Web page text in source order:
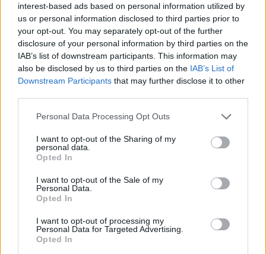
interest-based ads based on personal information utilized by
us or personal information disclosed to third parties prior to
your opt-out. You may separately opt-out of the further
disclosure of your personal information by third parties on the
IAB’s list of downstream participants. This information may
also be disclosed by us to third parties on the IAB’s List of
Downstream Participants that may further disclose it to other
Please note that this website/app uses one or more Google
not limited to your visit or usage behaviour. You may click to
grant or deny consent to Google and its third-party tags to
use your data for below specified purposes in below Google
consent section.
Personal Data Processing Opt Outs
I want to opt-out of the Sharing of my
personal data.
Opted In
I want to opt-out of the Sale of my
Personal Data.
Opted In
I want to opt-out of processing my
Personal Data for Targeted Advertising.
Opted In
közös pillanatok állnak: a jól megtervezett dizájnnak
köszönhetően az egész család stílusosan
összeöltözhet.